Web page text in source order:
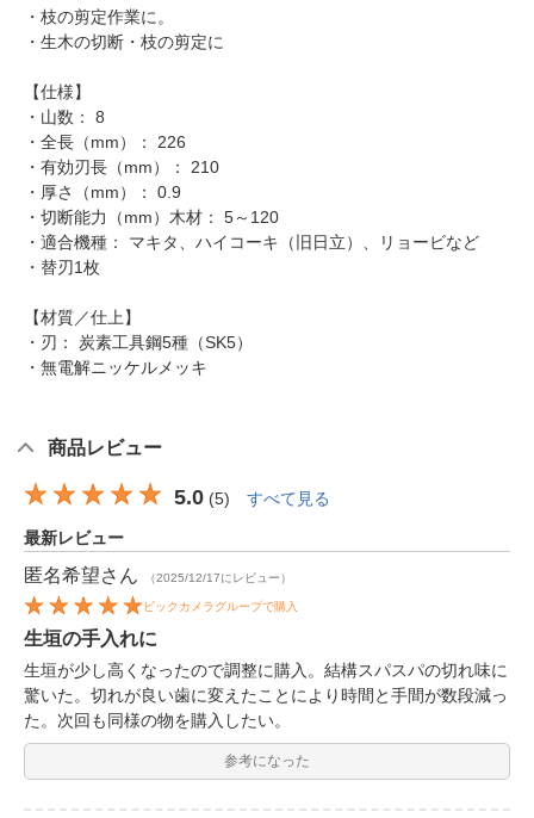
・枝の剪定作業に。
・生木の切断・枝の剪定に
【仕様】
・山数： 8
・全長（mm）： 226
・有効刃長（mm）： 210
・厚さ（mm）： 0.9
・切断能力（mm）木材： 5～120
・適合機種： マキタ、ハイコーキ（旧日立）、リョービなど
・替刃1枚
【材質／仕上】
・刃： 炭素工具鋼5種（SK5）
・無電解ニッケルメッキ
商品レビュー
5.0 (5) すべて見る
最新レビュー
匿名希望さん （2025/12/17にレビュー）
ビックカメラグループで購入
生垣の手入れに
生垣が少し高くなったので調整に購入。結構スパスパの切れ味に
驚いた。切れが良い歯に変えたことにより時間と手間が数段減っ
た。次回も同様の物を購入したい。
参考になった